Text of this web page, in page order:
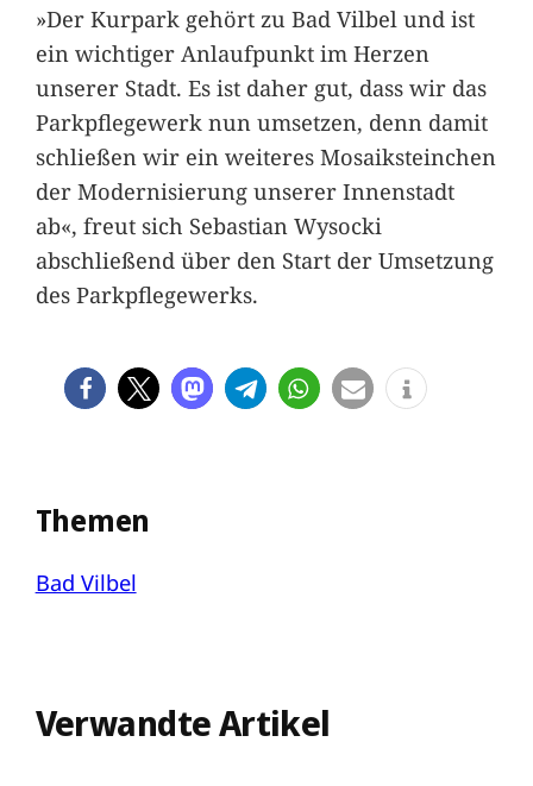
»Der Kurpark gehört zu Bad Vilbel und ist
ein wichtiger Anlaufpunkt im Herzen
unserer Stadt. Es ist daher gut, dass wir das
Parkpflegewerk nun umsetzen, denn damit
schließen wir ein weiteres Mosaiksteinchen
der Modernisierung unserer Innenstadt
ab«, freut sich Sebastian Wysocki
abschließend über den Start der Umsetzung
des Parkpflegewerks.
Themen
Bad Vilbel
Verwandte Artikel